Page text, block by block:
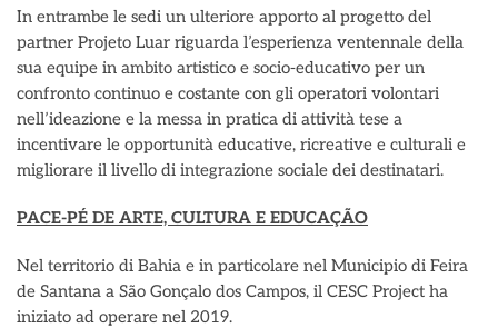
In entrambe le sedi un ulteriore apporto al progetto del
partner Projeto Luar riguarda l’esperienza ventennale della
sua equipe in ambito artistico e socio-educativo per un
confronto continuo e costante con gli operatori volontari
nell’ideazione e la messa in pratica di attività tese a
incentivare le opportunità educative, ricreative e culturali e
migliorare il livello di integrazione sociale dei destinatari.
PACE-PÉ DE ARTE, CULTURA E EDUCAÇÃO
Nel territorio di Bahia e in particolare nel Municipio di Feira
de Santana a São Gonçalo dos Campos, il CESC Project ha
iniziato ad operare nel 2019.